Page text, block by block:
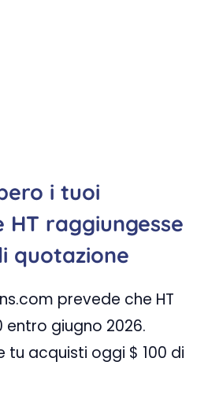
i tuoi
HT raggiungesse
quotazione
prevede che HT
entro giugno 2026.
tu acquisti oggi $ 100 di